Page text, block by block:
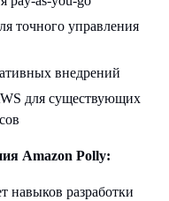
точного управления
внедрений
для существующих
Amazon Polly:
навыков разработки